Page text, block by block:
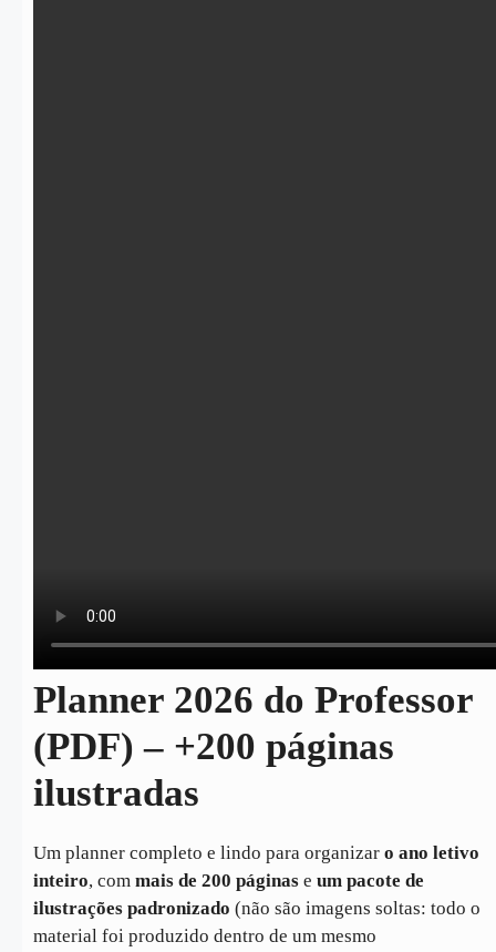
Planner 2026 do Professor
(PDF) – +200 páginas
ilustradas
Um planner completo e lindo para organizar o ano letivo
inteiro, com mais de 200 páginas e um pacote de
ilustrações padronizado (não são imagens soltas: todo o
material foi produzido dentro de um mesmo